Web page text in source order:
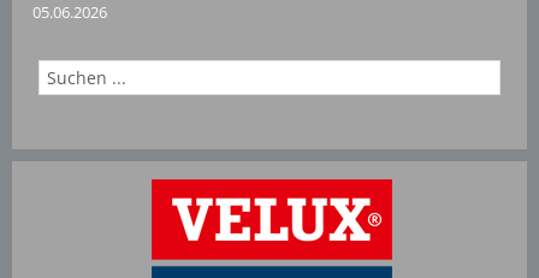
05.06.2026